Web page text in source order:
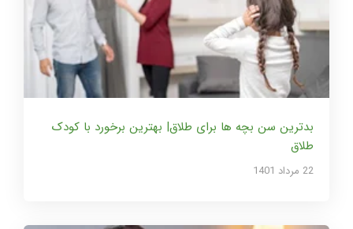
بدترین سن بچه ها برای طلاق| بهترین برخورد با کودک
طلاق
22 مرداد 1401